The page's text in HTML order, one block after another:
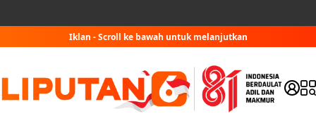
Iklan - Scroll ke bawah untuk melanjutkan